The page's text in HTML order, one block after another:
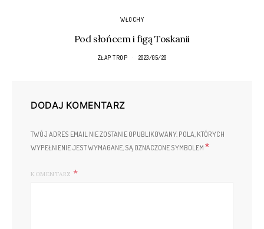
WŁOCHY
Pod słońcem i figą Toskanii
ZŁAP TROP 2023/05/20
DODAJ KOMENTARZ
TWÓJ ADRES EMAIL NIE ZOSTANIE OPUBLIKOWANY. POLA, KTÓRYCH
WYPEŁNIENIE JEST WYMAGANE, SĄ OZNACZONE SYMBOLEM *
KOMENTARZ